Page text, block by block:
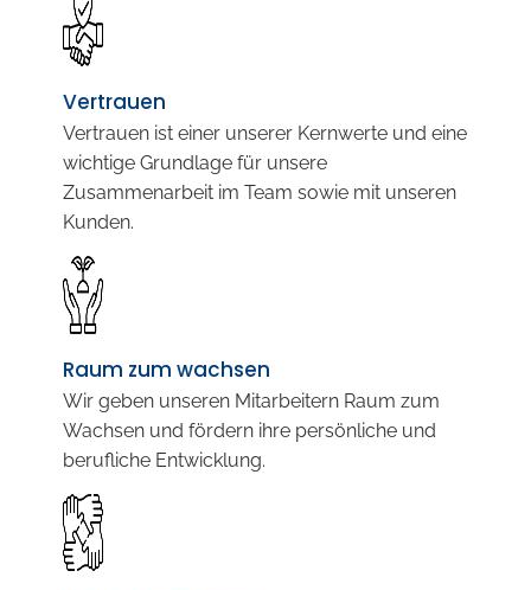
Vertrauen
Vertrauen ist einer unserer Kernwerte und eine
wichtige Grundlage für unsere
Zusammenarbeit im Team sowie mit unseren
Kunden.
Raum zum wachsen
Wir geben unseren Mitarbeitern Raum zum
Wachsen und fördern ihre persönliche und
berufliche Entwicklung.